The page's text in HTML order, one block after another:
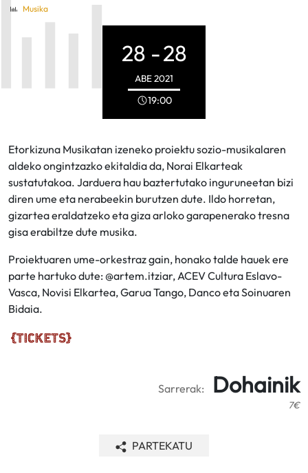
Musika
28 -28
ABE2021
19:00
Etorkizuna Musikatan izeneko proiektu sozio-musikalaren
aldeko ongintzazko ekitaldia da, Norai Elkarteak
sustatutakoa. Jarduera hau baztertutako inguruneetan bizi
diren ume eta nerabeekin burutzen dute. Ildo horretan,
gizartea eraldatzeko eta giza arloko garapenerako tresna
gisa erabiltze dute musika.
Proiektuaren ume-orkestraz gain, honako talde hauek ere
parte hartuko dute: @artem.itziar, ACEV Cultura Eslavo-
Vasca, Novisi Elkartea, Garua Tango, Danco eta Soinuaren
Bidaia.
Sarrerak: Dohainik
7€
PARTEKATU